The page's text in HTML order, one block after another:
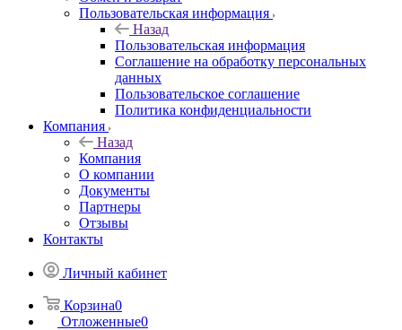
Пользовательская информация
Назад
Пользовательская информация
Соглашение на обработку персональных
данных
Пользовательское соглашение
Политика конфиденциальности
Компания
Назад
Компания
О компании
Документы
Партнеры
Отзывы
Контакты
Личный кабинет
Корзина0
Отложенные0